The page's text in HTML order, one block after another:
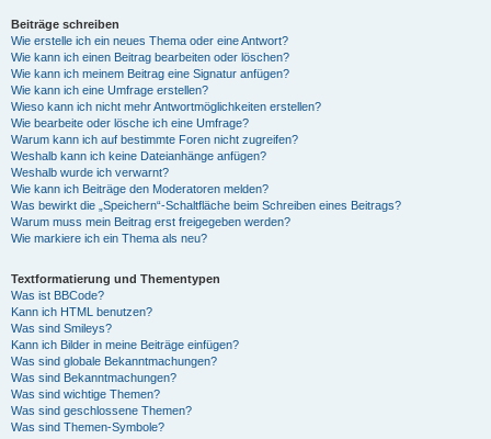
Beiträge schreiben
Wie erstelle ich ein neues Thema oder eine Antwort?
Wie kann ich einen Beitrag bearbeiten oder löschen?
Wie kann ich meinem Beitrag eine Signatur anfügen?
Wie kann ich eine Umfrage erstellen?
Wieso kann ich nicht mehr Antwortmöglichkeiten erstellen?
Wie bearbeite oder lösche ich eine Umfrage?
Warum kann ich auf bestimmte Foren nicht zugreifen?
Weshalb kann ich keine Dateianhänge anfügen?
Weshalb wurde ich verwarnt?
Wie kann ich Beiträge den Moderatoren melden?
Was bewirkt die „Speichern“-Schaltfläche beim Schreiben eines Beitrags?
Warum muss mein Beitrag erst freigegeben werden?
Wie markiere ich ein Thema als neu?
Textformatierung und Thementypen
Was ist BBCode?
Kann ich HTML benutzen?
Was sind Smileys?
Kann ich Bilder in meine Beiträge einfügen?
Was sind globale Bekanntmachungen?
Was sind Bekanntmachungen?
Was sind wichtige Themen?
Was sind geschlossene Themen?
Was sind Themen-Symbole?